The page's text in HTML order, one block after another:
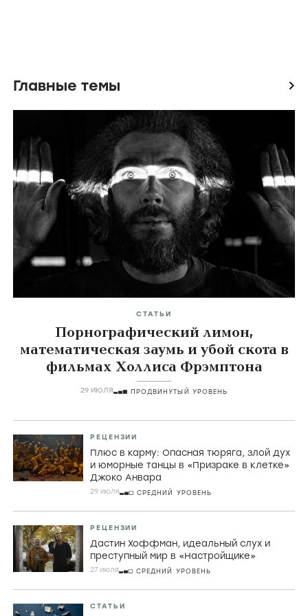
Главные темы icon
СТАТЬИ
Порнографический лимон,
математическая заумь и убой скота в
фильмах Холлиса Фрэмптона
29 ИЮЛЯ ПРОДВИНУТЫЙ УРОВЕНЬ
РЕЦЕНЗИИ
Плюс в карму: Опасная тюряга, злой дух
и юморные танцы в «Призраке в клетке»
Джоко Анвара
29 июля СРЕДНИЙ УРОВЕНЬ
РЕЦЕНЗИИ
Дастин Хоффман, идеальный слух и
преступный мир в «Настройщике»
27 июля СРЕДНИЙ УРОВЕНЬ
СТАТЬИ